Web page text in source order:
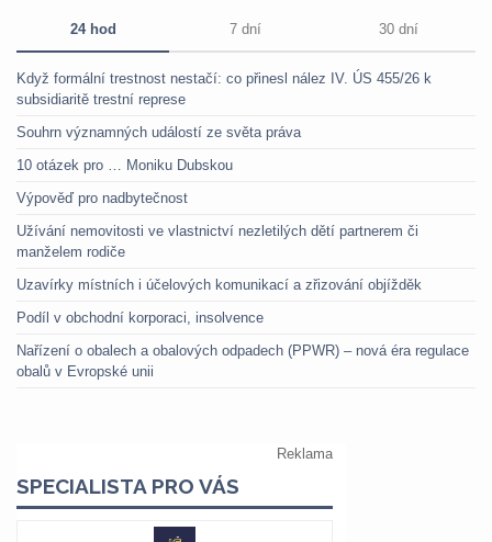
24 hod 7 dní 30 dní
Když formální trestnost nestačí: co přinesl nález IV. ÚS 455/26 k
subsidiaritě trestní represe
Souhrn významných událostí ze světa práva
10 otázek pro … Moniku Dubskou
Výpověď pro nadbytečnost
Užívání nemovitosti ve vlastnictví nezletilých dětí partnerem či
manželem rodiče
Uzavírky místních i účelových komunikací a zřizování objížděk
Podíl v obchodní korporaci, insolvence
Nařízení o obalech a obalových odpadech (PPWR) – nová éra regulace
obalů v Evropské unii